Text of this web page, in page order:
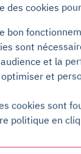
à une
place de
: une
moment et
disponible 7j/7.
des cookies
bon
sont
et la
et
cookies sont
politique en